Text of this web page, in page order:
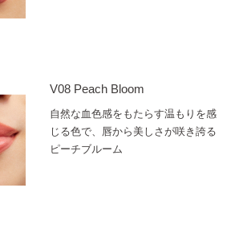
V08 Peach Bloom
自然な血色感をもたらす温もりを感
じる色で、唇から美しさが咲き誇る
ピーチブルーム